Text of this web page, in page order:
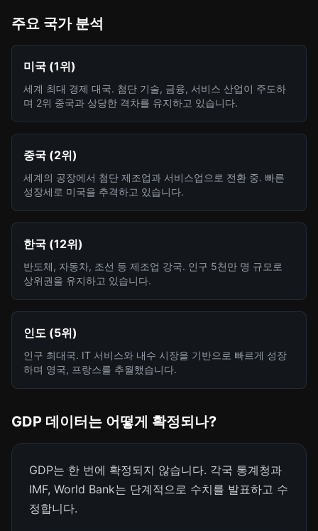
주요 국가 분석
미국 (1위)
세계 최대 경제 대국. 첨단 기술, 금융, 서비스 산업이 주도하
며 2위 중국과 상당한 격차를 유지하고 있습니다.
중국 (2위)
세계의 공장에서 첨단 제조업과 서비스업으로 전환 중. 빠른
성장세로 미국을 추격하고 있습니다.
한국 (12위)
반도체, 자동차, 조선 등 제조업 강국. 인구 5천만 명 규모로
상위권을 유지하고 있습니다.
인도 (5위)
인구 최대국. IT 서비스와 내수 시장을 기반으로 빠르게 성장
하며 영국, 프랑스를 추월했습니다.
GDP 데이터는 어떻게 확정되나?
GDP는 한 번에 확정되지 않습니다. 각국 통계청과
IMF, World Bank는 단계적으로 수치를 발표하고 수
정합니다.